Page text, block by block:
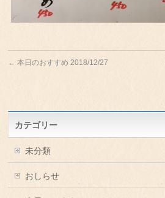
← 本日のおすすめ 2018/12/27
カテゴリー
未分類
おしらせ